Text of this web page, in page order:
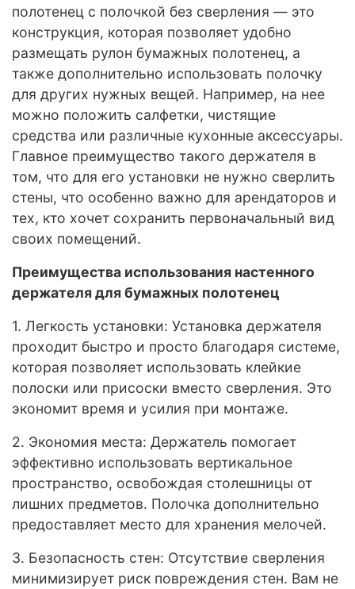
полотенец с полочкой без сверления — это
конструкция, которая позволяет удобно
размещать рулон бумажных полотенец, а
также дополнительно использовать полочку
для других нужных вещей. Например, на нее
можно положить салфетки, чистящие
средства или различные кухонные аксессуары.
Главное преимущество такого держателя в
том, что для его установки не нужно сверлить
стены, что особенно важно для арендаторов и
тех, кто хочет сохранить первоначальный вид
своих помещений.
Преимущества использования настенного
держателя для бумажных полотенец
1. Легкость установки: Установка держателя
проходит быстро и просто благодаря системе,
которая позволяет использовать клейкие
полоски или присоски вместо сверления. Это
экономит время и усилия при монтаже.
2. Экономия места: Держатель помогает
эффективно использовать вертикальное
пространство, освобождая столешницы от
лишних предметов. Полочка дополнительно
предоставляет место для хранения мелочей.
3. Безопасность стен: Отсутствие сверления
минимизирует риск повреждения стен. Вам не